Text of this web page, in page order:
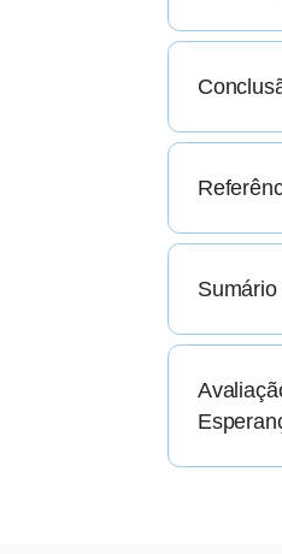
Sumário